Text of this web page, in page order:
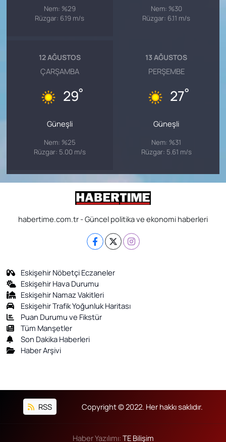
Nem: %29
Rüzgar: 6.19 m/s
Nem: %30
Rüzgar: 6.11 m/s
12 AĞUSTOS
ÇARŞAMBA
29°
Güneşli
Nem: %25
Rüzgar: 5.00 m/s
13 AĞUSTOS
PERŞEMBE
27°
Güneşli
Nem: %31
Rüzgar: 5.61 m/s
habertime.com.tr - Güncel politika ve ekonomi haberleri
Eskişehir Nöbetçi Eczaneler
Eskişehir Hava Durumu
Eskişehir Namaz Vakitleri
Eskişehir Trafik Yoğunluk Haritası
Puan Durumu ve Fikstür
Tüm Manşetler
Son Dakika Haberleri
Haber Arşivi
RSS Copyright © 2022. Her hakkı saklıdır.
Haber Yazılımı: TE Bilişim